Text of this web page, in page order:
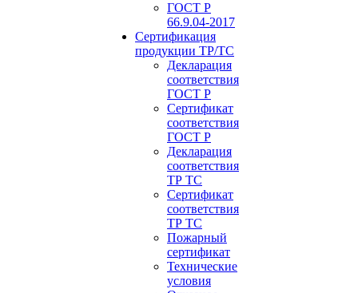
ГОСТ Р
66.9.04-2017
Сертификация
продукции ТР/ТС
Декларация
соответствия
ГОСТ Р
Сертификат
соответствия
ГОСТ Р
Декларация
соответствия
ТР ТС
Сертификат
соответствия
ТР ТС
Пожарный
сертификат
Технические
условия